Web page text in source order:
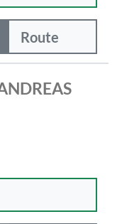
Route